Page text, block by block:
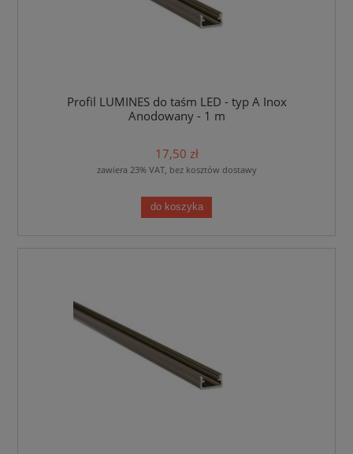
Profil LUMINES do taśm LED - typ A Inox
Anodowany - 1 m
17,50 zł
zawiera 23% VAT, bez kosztów dostawy
do koszyka